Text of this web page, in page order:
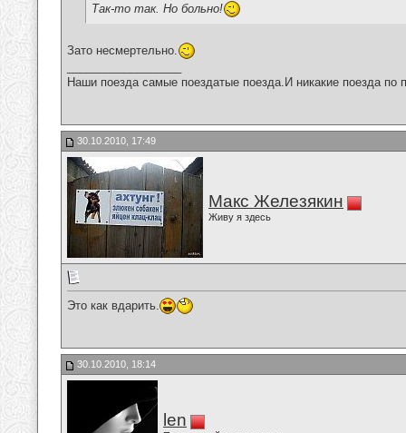
Так-то так. Но больно!
Зато несмертельно.
Наши поезда самые поездатые поезда.И никакие поезда по
30.10.2010, 17:49
Макс Железякин
Живу я здесь
Это как вдарить.
30.10.2010, 18:14
len